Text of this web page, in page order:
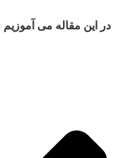
در این مقاله می آموزیم